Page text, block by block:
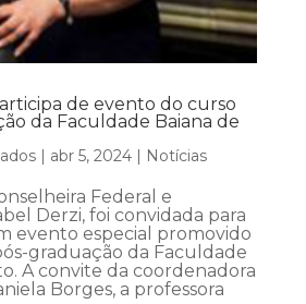
de evento do curso
da Faculdade Baiana de
| abr 5, 2024| Notícias
Federal e
Derzi, foi convidada para
evento especial promovido
graduação da Faculdade
A convite da coordenadora
Borges, a professora